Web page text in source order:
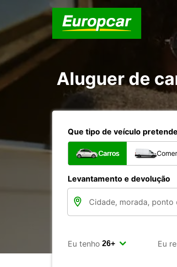
Aluguer de
Que tipo de veículo
Carros
Levantamento e devolução
Eu tenho Eu